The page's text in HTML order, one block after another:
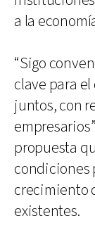
a la
“Sigo
clave para
juntos, con
propuesta
condiciones
crecimiento
existentes.